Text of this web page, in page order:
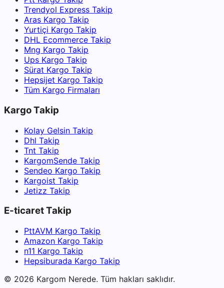
Trendyol Express Takip
Aras Kargo Takip
Yurtiçi Kargo Takip
DHL Ecommerce Takip
Mng Kargo Takip
Ups Kargo Takip
Sürat Kargo Takip
Hepsijet Kargo Takip
Tüm Kargo Firmaları
Kargo Takip
Kolay Gelsin Takip
Dhl Takip
Tnt Takip
KargomSende Takip
Sendeo Kargo Takip
Kargoist Takip
Jetizz Takip
E-ticaret Takip
PttAVM Kargo Takip
Amazon Kargo Takip
n11 Kargo Takip
Hepsiburada Kargo Takip
© 2026 Kargom Nerede. Tüm hakları saklıdır.